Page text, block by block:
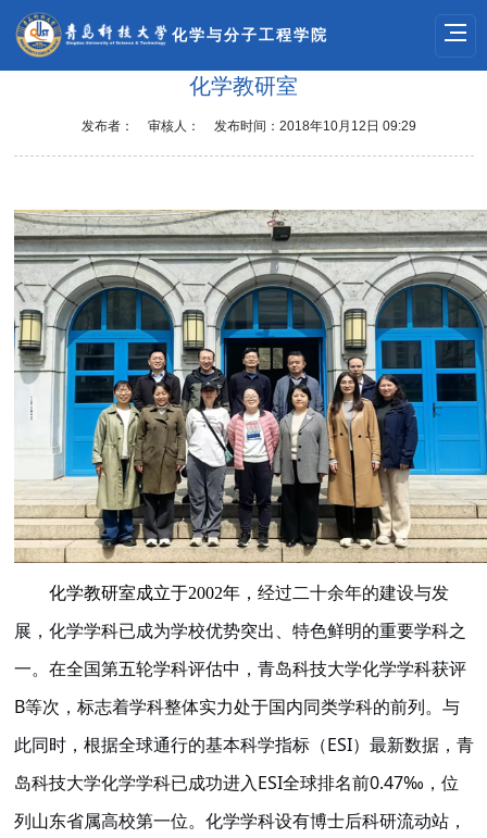
化学与分子工程学院
化学教研室
发布者： 审核人： 发布时间：2018年10月12日 09:29
化学教研室成立于2002年， 经过二十余年的建设与发
展，化学学科已成为学校优势突出、特色鲜明的重要学科之
一。在全国第五轮学科评估中，青岛科技大学化学学科获评
B等次，标志着学科整体实力处于国内同类学科的前列。与
此同时，根据全球通行的基本科学指标（ESI）最新数据，青
岛科技大学化学学科已成功进入 ESI全球排名前0.47‰ ，位
列山东省属高校第一位。化学学科设有博士后科研流动站，